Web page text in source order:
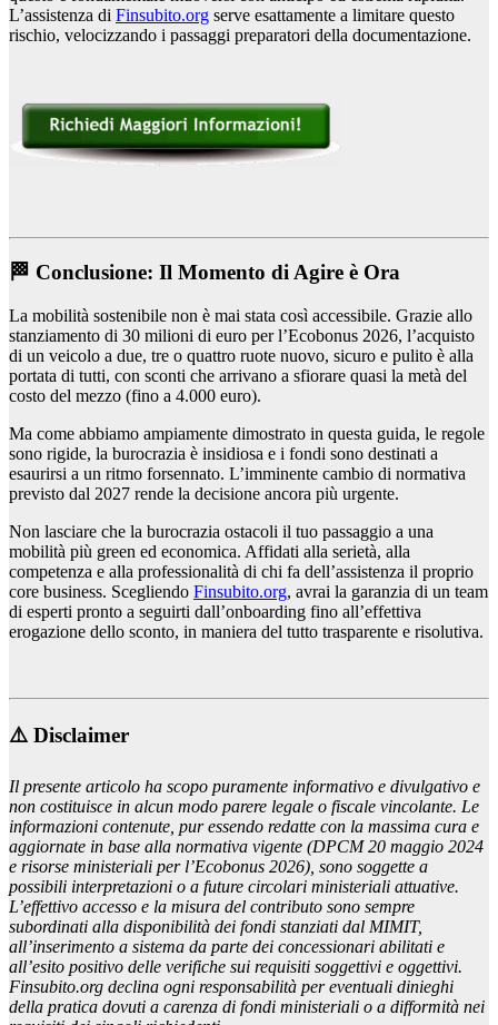
L’assistenza di Finsubito.org serve esattamente a limitare questo
rischio, velocizzando i passaggi preparatori della documentazione.
🏁 Conclusione: Il Momento di Agire è Ora
La mobilità sostenibile non è mai stata così accessibile. Grazie allo
stanziamento di 30 milioni di euro per l’Ecobonus 2026, l’acquisto
di un veicolo a due, tre o quattro ruote nuovo, sicuro e pulito è alla
portata di tutti, con sconti che arrivano a sfiorare quasi la metà del
costo del mezzo (fino a 4.000 euro).
Ma come abbiamo ampiamente dimostrato in questa guida, le regole
sono rigide, la burocrazia è insidiosa e i fondi sono destinati a
esaurirsi a un ritmo forsennato. L’imminente cambio di normativa
previsto dal 2027 rende la decisione ancora più urgente.
Non lasciare che la burocrazia ostacoli il tuo passaggio a una
mobilità più green ed economica. Affidati alla serietà, alla
competenza e alla professionalità di chi fa dell’assistenza il proprio
core business. Scegliendo Finsubito.org, avrai la garanzia di un team
di esperti pronto a seguirti dall’onboarding fino all’effettiva
erogazione dello sconto, in maniera del tutto trasparente e risolutiva.
⚠️ Disclaimer
Il presente articolo ha scopo puramente informativo e divulgativo e
non costituisce in alcun modo parere legale o fiscale vincolante. Le
informazioni contenute, pur essendo redatte con la massima cura e
aggiornate in base alla normativa vigente (DPCM 20 maggio 2024
e risorse ministeriali per l’Ecobonus 2026), sono soggette a
possibili interpretazioni o a future circolari ministeriali attuative.
L’effettivo accesso e la misura del contributo sono sempre
subordinati alla disponibilità dei fondi stanziati dal MIMIT,
all’inserimento a sistema da parte dei concessionari abilitati e
all’esito positivo delle verifiche sui requisiti soggettivi e oggettivi.
Finsubito.org declina ogni responsabilità per eventuali dinieghi
della pratica dovuti a carenza di fondi ministeriali o a difformità nei